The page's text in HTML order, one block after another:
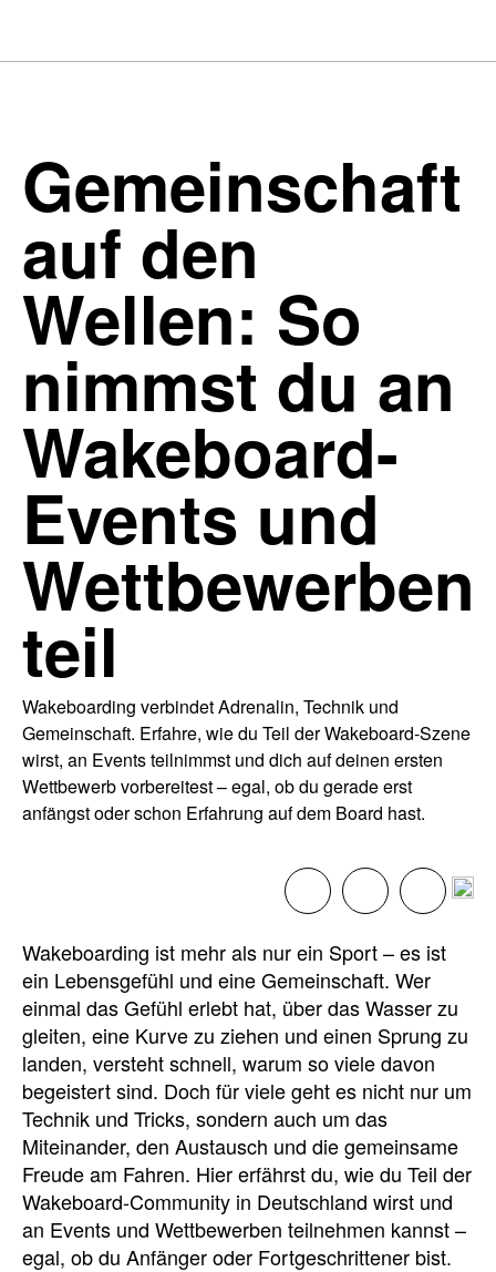
Gemeinschaft
auf den
Wellen: So
nimmst du an
Wakeboard-
Events und
Wettbewerben
teil
Wakeboarding verbindet Adrenalin, Technik und
Gemeinschaft. Erfahre, wie du Teil der Wakeboard-Szene
wirst, an Events teilnimmst und dich auf deinen ersten
Wettbewerb vorbereitest – egal, ob du gerade erst
anfängst oder schon Erfahrung auf dem Board hast.
Wakeboarding ist mehr als nur ein Sport – es ist
ein Lebensgefühl und eine Gemeinschaft. Wer
einmal das Gefühl erlebt hat, über das Wasser zu
gleiten, eine Kurve zu ziehen und einen Sprung zu
landen, versteht schnell, warum so viele davon
begeistert sind. Doch für viele geht es nicht nur um
Technik und Tricks, sondern auch um das
Miteinander, den Austausch und die gemeinsame
Freude am Fahren. Hier erfährst du, wie du Teil der
Wakeboard-Community in Deutschland wirst und
an Events und Wettbewerben teilnehmen kannst –
egal, ob du Anfänger oder Fortgeschrittener bist.